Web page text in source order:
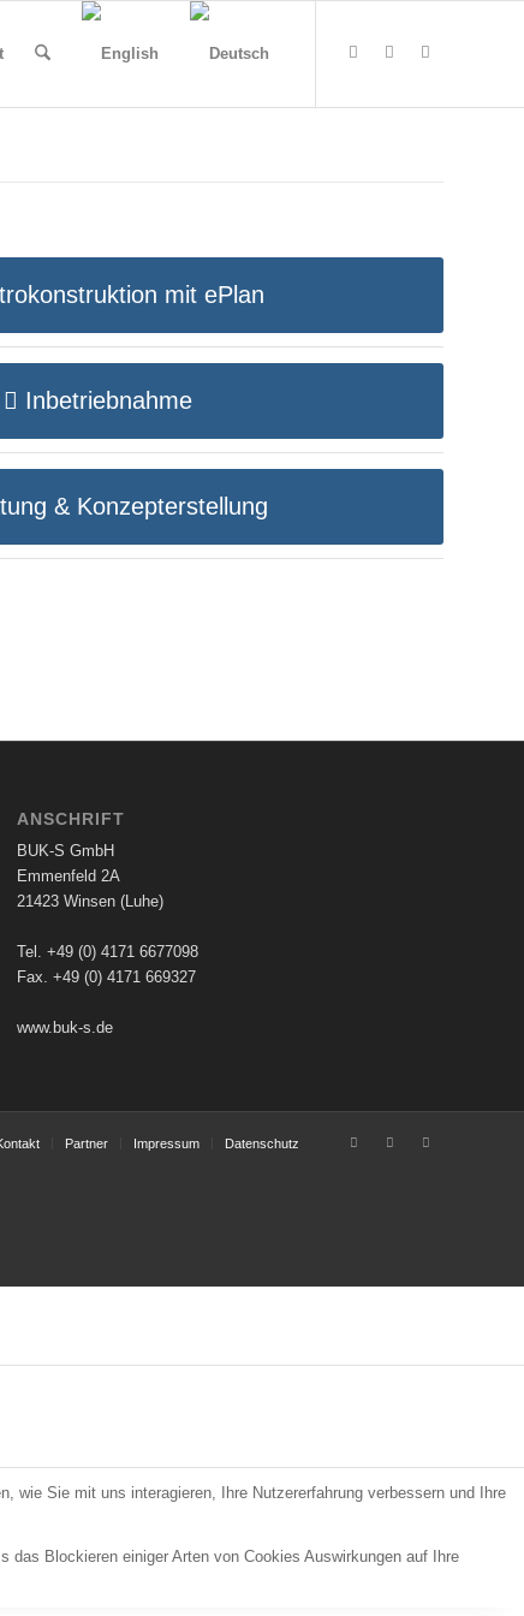
mit ePlan
Inbetriebnahme
& Konzepterstellung
ANSCHRIFT
BUK-S GmbH
Emmenfeld 2A
21423 Winsen (Luhe)
Tel. +49 (0) 4171 6677098
Fax. +49 (0) 4171 669327
www.buk-s.de
Partner Impressum Datenschutz
wie Sie mit uns interagieren, Ihre Nutzererfahrung verbessern und Ihre
Blockieren einiger Arten von Cookies Auswirkungen auf Ihre